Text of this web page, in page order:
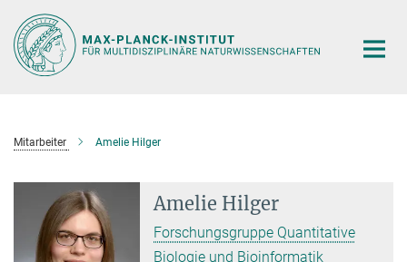
Hauptinhalt
Mitarbeiter Amelie Hilger
Amelie Hilger
Forschungsgruppe Quantitative
Biologie und Bioinformatik